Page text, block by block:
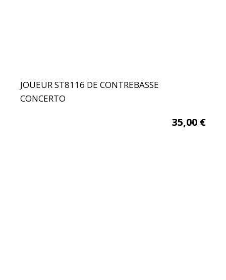
JOUEUR ST8116 DE CONTREBASSE
CONCERTO
35,00 €